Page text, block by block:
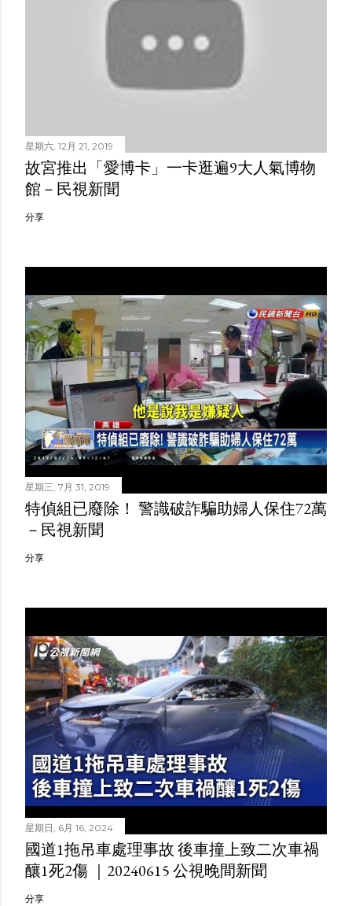
星期六, 12月 21, 2019
故宮推出「愛博卡」一卡逛遍9大人氣博物
館－民視新聞
分享
星期三, 7月 31, 2019
特偵組已廢除！ 警識破詐騙助婦人保住72萬
－民視新聞
分享
星期日, 6月 16, 2024
國道1拖吊車處理事故 後車撞上致二次車禍
釀1死2傷 ｜20240615 公視晚間新聞
分享